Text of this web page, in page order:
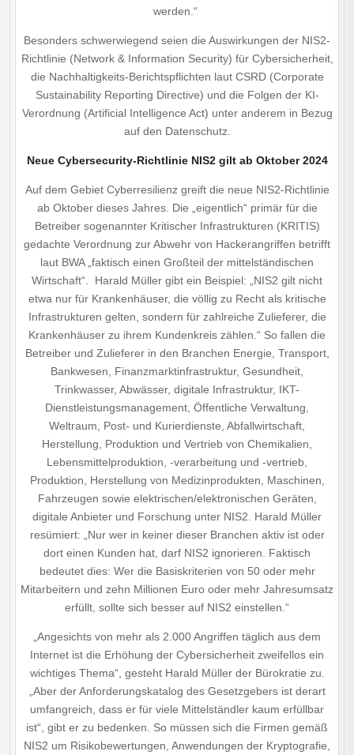
werden.“
Besonders schwerwiegend seien die Auswirkungen der NIS2-
Richtlinie (Network & Information Security) für Cybersicherheit,
die Nachhaltigkeits-Berichtspflichten laut CSRD (Corporate
Sustainability Reporting Directive) und die Folgen der KI-
Verordnung (Artificial Intelligence Act) unter anderem in Bezug
auf den Datenschutz.
Neue Cybersecurity-Richtlinie NIS2 gilt ab Oktober 2024
Auf dem Gebiet Cyberresilienz greift die neue NIS2-Richtlinie
ab Oktober dieses Jahres. Die „eigentlich“ primär für die
Betreiber sogenannter Kritischer Infrastrukturen (KRITIS)
gedachte Verordnung zur Abwehr von Hackerangriffen betrifft
laut BWA „faktisch einen Großteil der mittelständischen
Wirtschaft“. Harald Müller gibt ein Beispiel: „NIS2 gilt nicht
etwa nur für Krankenhäuser, die völlig zu Recht als kritische
Infrastrukturen gelten, sondern für zahlreiche Zulieferer, die
Krankenhäuser zu ihrem Kundenkreis zählen.“ So fallen die
Betreiber und Zulieferer in den Branchen Energie, Transport,
Bankwesen, Finanzmarktinfrastruktur, Gesundheit,
Trinkwasser, Abwässer, digitale Infrastruktur, IKT-
Dienstleistungsmanagement, Öffentliche Verwaltung,
Weltraum, Post- und Kurierdienste, Abfall­wirtschaft,
Herstellung, Produktion und Vertrieb von Chemikalien,
Lebensmittelproduktion, -ver­arbeitung und -vertrieb,
Produktion, Herstellung von Medizinprodukten, Maschinen,
Fahrzeugen sowie elektrischen/elektronischen Geräten,
digitale Anbieter und Forschung unter NIS2. Harald Müller
resümiert: „Nur wer in keiner dieser Branchen aktiv ist oder
dort einen Kunden hat, darf NIS2 ignorieren. Faktisch
bedeutet dies: Wer die Basiskriterien von 50 oder mehr
Mitarbeitern und zehn Millionen Euro oder mehr Jahresumsatz
erfüllt, sollte sich besser auf NIS2 einstellen.“
„Angesichts von mehr als 2.000 Angriffen täglich aus dem
Internet ist die Erhöhung der Cyber­sicherheit zweifellos ein
wichtiges Thema“, gesteht Harald Müller der Bürokratie zu.
„Aber der Anforderungskatalog des Gesetzgebers ist derart
umfangreich, dass er für viele Mittelständler kaum erfüllbar
ist“, gibt er zu bedenken. So müssen sich die Firmen gemäß
NIS2 um Risikobewertungen, Anwendungen der Kryptografie,